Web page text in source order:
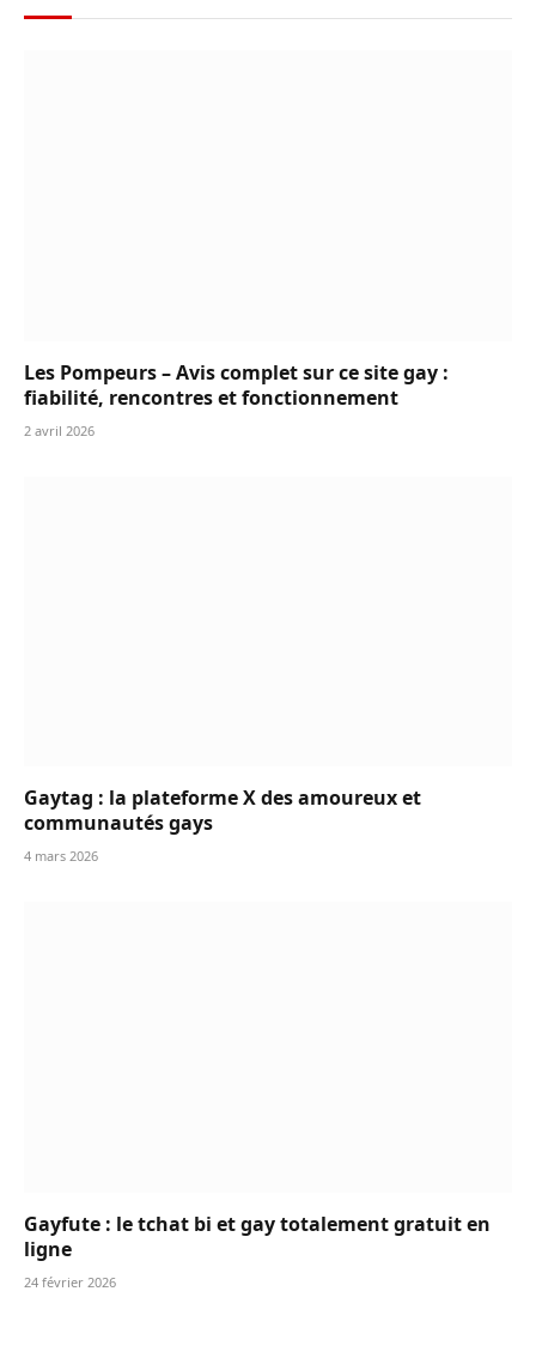
Les Pompeurs – Avis complet sur ce site gay :
fiabilité, rencontres et fonctionnement
2 avril 2026
Gaytag : la plateforme X des amoureux et
communautés gays
4 mars 2026
Gayfute : le tchat bi et gay totalement gratuit en
ligne
24 février 2026